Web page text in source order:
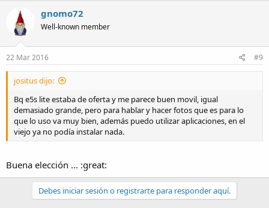
gnomo72
Well-known member
22 Mar 2016 #9
jositus dijo:
Bq e5s lite estaba de oferta y me parece buen movil, igual
demasiado grande, pero para hablar y hacer fotos que es para lo
que lo uso va muy bien, además puedo utilizar aplicaciones, en el
viejo ya no podía instalar nada.
Buena elección ... :great:
Debes iniciar sesión o registrarte para responder aquí.